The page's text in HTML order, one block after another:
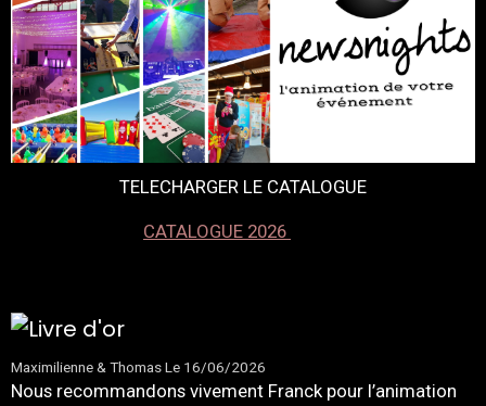
TELECHARGER LE CATALOGUE
CATALOGUE 2026
Maximilienne & ThomasLe 16/06/2026
Nous recommandons vivement Franck pour l’animation